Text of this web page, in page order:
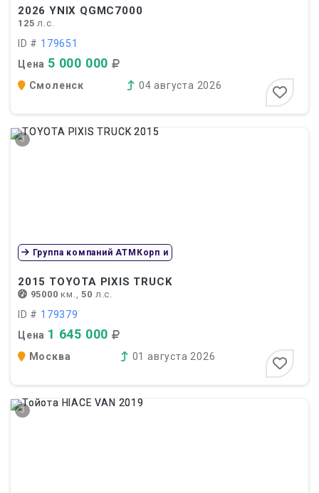
2026 YNIX QGMC7000
125 л.с.
ID # 179651
Цена 5 000 000
Смоленск 04 августа 2026
3
2015 TOYOTA PIXIS TRUCK
95000 км.,50 л.с.
ID # 179379
Цена 1 645 000
Группа компаний АТМКорп и
Москва 01 августа 2026
3